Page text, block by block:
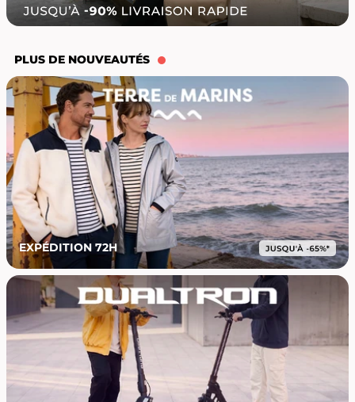
PLUS DE NOUVEAUTÉS
EXPÉDITION 72H